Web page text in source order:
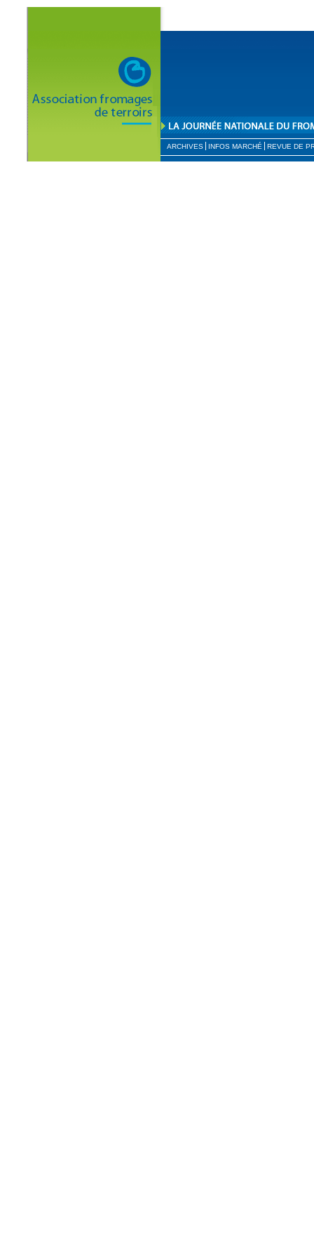
ARCHIVES INFOS MARCHÉ REVUE DE